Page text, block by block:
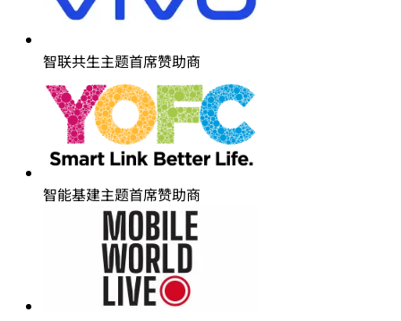
企业智变主题首席赞助商
智联共生主题首席赞助商
智能基建主题首席赞助商